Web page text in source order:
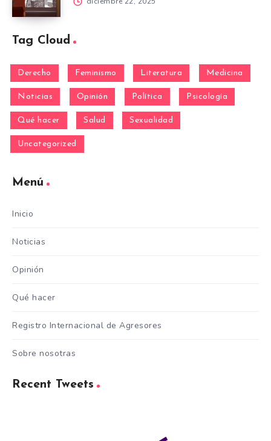
Tag Cloud
Derecho Feminismo Literatura Medicina
Noticias Opinión Política Psicología
Qué hacer Salud Sexualidad
Uncategorized
Menú
Inicio
Noticias
Opinión
Qué hacer
Registro Internacional de Agresores
Sobre nosotras
Recent Tweets